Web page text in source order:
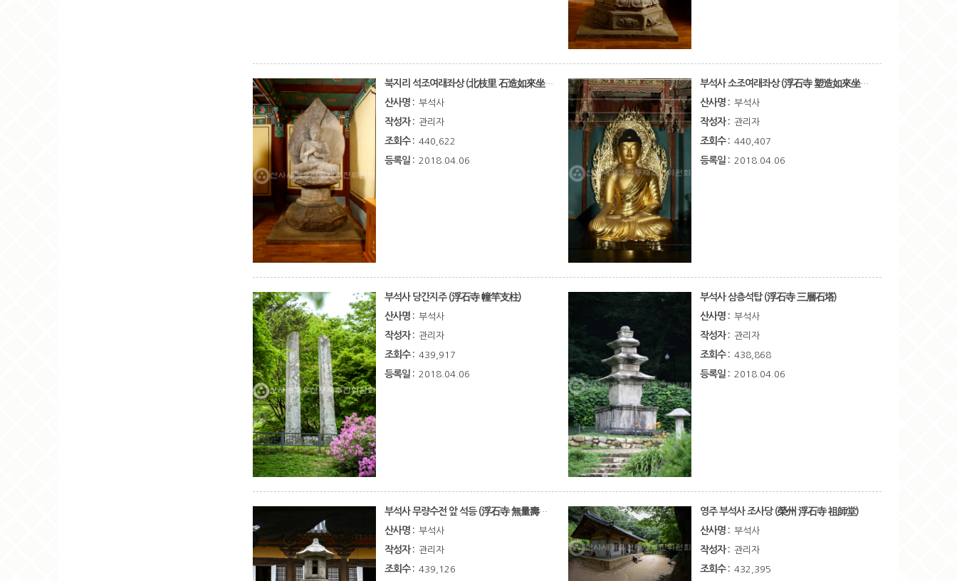
북지리 석조여래좌상 (北枝里 石造如來坐像)
산사명 : 부석사
작성자 : 관리자
조회수 : 440,622
등록일 : 2018.04.06
부석사 소조여래좌상 (浮石寺 塑造如來坐像)
산사명 : 부석사
작성자 : 관리자
조회수 : 440,407
등록일 : 2018.04.06
부석사 당간지주 (浮石寺 幢竿支柱)
산사명 : 부석사
작성자 : 관리자
조회수 : 439,917
등록일 : 2018.04.06
부석사 삼층석탑 (浮石寺 三層石塔)
산사명 : 부석사
작성자 : 관리자
조회수 : 438,868
등록일 : 2018.04.06
부석사 무량수전 앞 석등 (浮石寺 無量壽殿 앞 石燈)
산사명 : 부석사
작성자 : 관리자
조회수 : 439,126
영주 부석사 조사당 (榮州 浮石寺 祖師堂)
산사명 : 부석사
작성자 : 관리자
조회수 : 432,395